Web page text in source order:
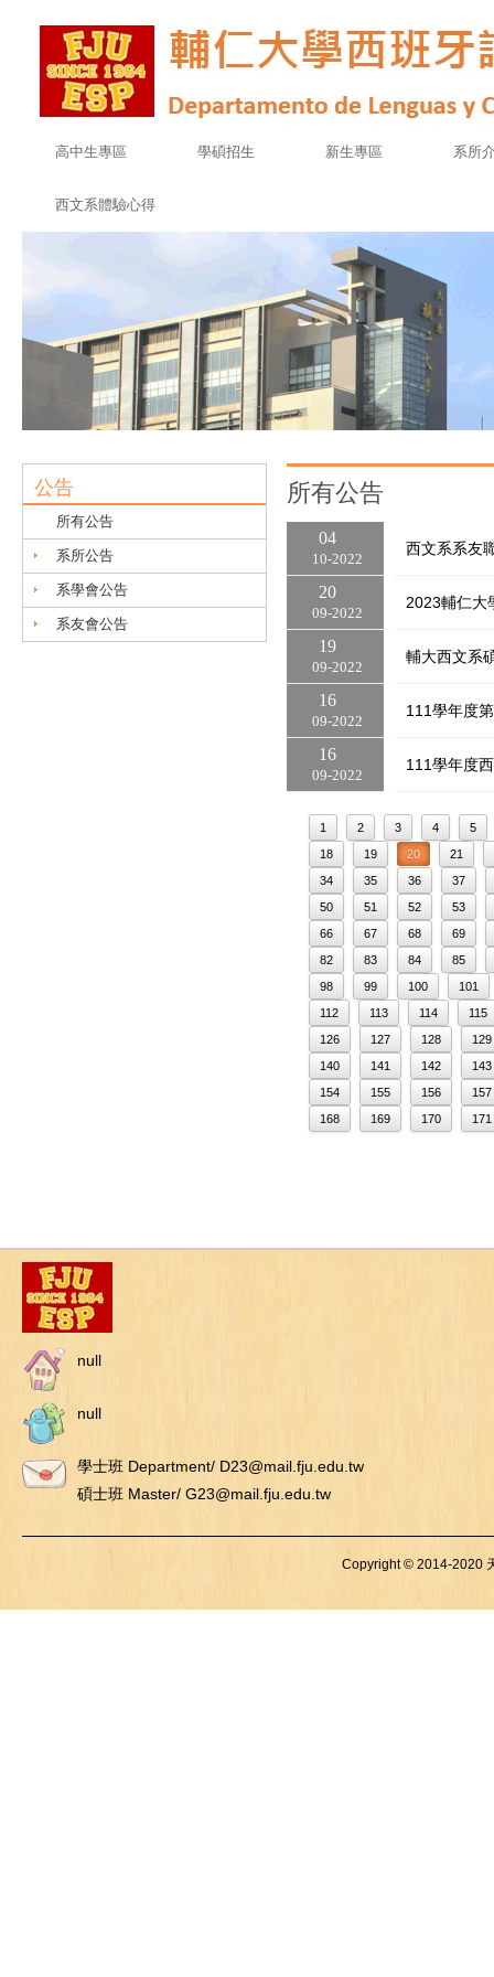
高中生專區 學碩招生 新生專區 系所
西文系體驗心得
公告
所有公告
系所公告
系學會公告
系友會公告
所有公告
10 2022
04
西文系系友
09 2022
20
2023輔仁大
09 2022
19
輔大西文系
09 2022
16
111學年度
09 2022
16
111學年度
1 2 3 4
5
18
19 20
21
34
35 36
37
50
51 52
53
66
67 68
69
82
83 84
85
98
99 100
101
112
113 114
115
126
127 128
129
140
141 142
143
154
155 156
157
168
169 170 171
null
null
學士班 Department/ D23@mail.fju.edu.tw
碩士班 Master/ G23@mail.fju.edu.tw
Copyright © 2014-2020